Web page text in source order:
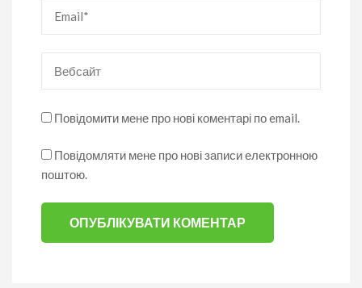
Повідомити мене про нові коментарі по email.
Повідомляти мене про нові записи електронною
поштою.